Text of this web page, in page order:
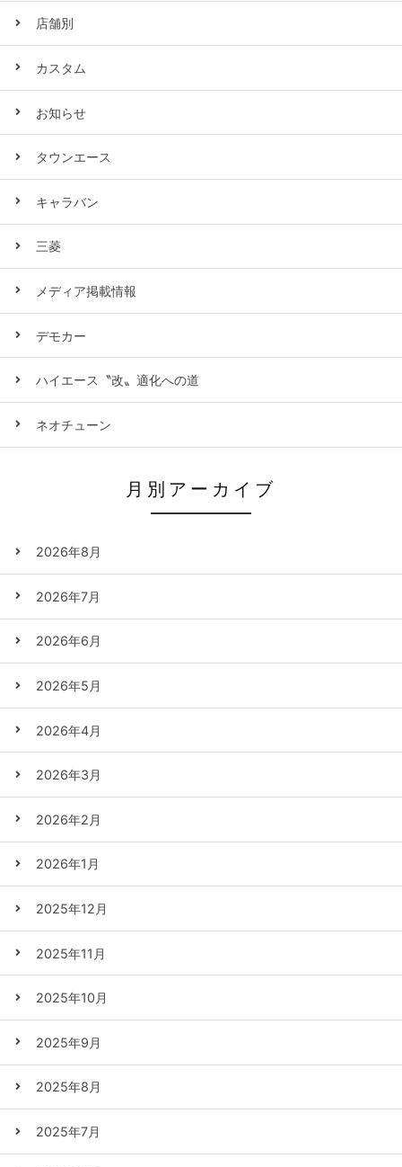
店舗別
カスタム
お知らせ
タウンエース
キャラバン
三菱
メディア掲載情報
デモカー
ハイエース〝改〟適化への道
ネオチューン
月別アーカイブ
2026年8月
2026年7月
2026年6月
2026年5月
2026年4月
2026年3月
2026年2月
2026年1月
2025年12月
2025年11月
2025年10月
2025年9月
2025年8月
2025年7月